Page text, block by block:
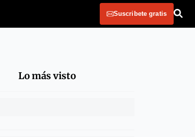
Suscribete gratis
Lo más visto